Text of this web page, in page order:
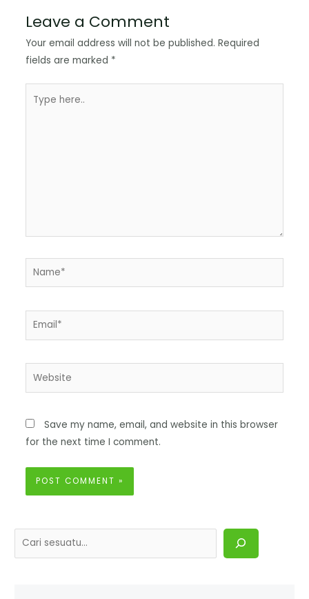
Leave a Comment
Your email address will not be published. Required
fields are marked *
Save my name, email, and website in this browser
for the next time I comment.